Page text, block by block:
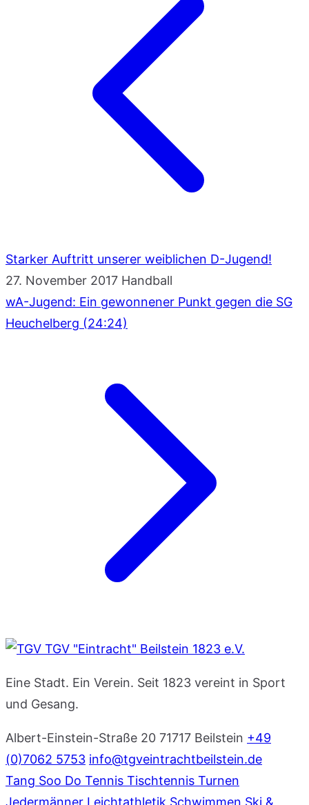
Starker Auftritt unserer weiblichen D-Jugend!
27. November 2017 Handball
wA-Jugend: Ein gewonnener Punkt gegen die SG
Heuchelberg (24:24)
TGV "Eintracht" Beilstein 1823 e.V.
Eine Stadt. Ein Verein. Seit 1823 vereint in Sport
und Gesang.
Albert-Einstein-Straße 20 71717 Beilstein +49
(0)7062 5753 info@tgveintrachtbeilstein.de
Tang Soo Do Tennis Tischtennis Turnen
Jedermänner Leichtathletik Schwimmen Ski &